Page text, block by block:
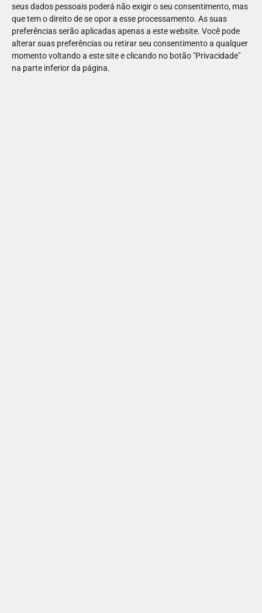
seus dados pessoais poderá não exigir o seu consentimento, mas
que tem o direito de se opor a esse processamento. As suas
preferências serão aplicadas apenas a este website. Você pode
alterar suas preferências ou retirar seu consentimento a qualquer
momento voltando a este site e clicando no botão "Privacidade"
na parte inferior da página.
sua autoestima.
Adultos e crianças podem passar momentos felizes a
desenhar neste quadro e a fazerem jogos de adivinhas.
E mais do que a habilidade artística ou traço prefeito